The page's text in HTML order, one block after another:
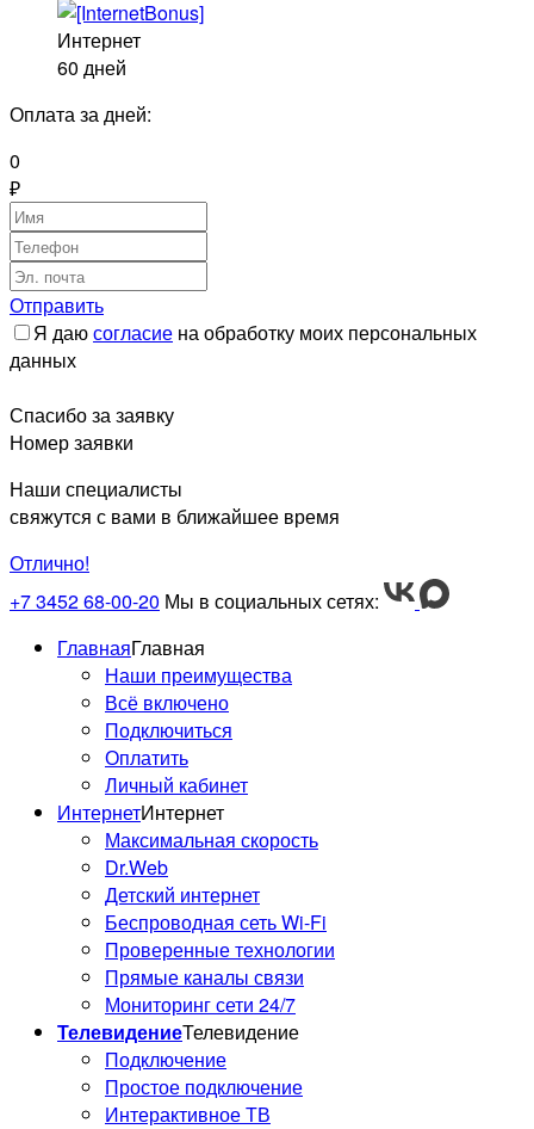
Интернет
60 дней
Оплата задней:
0
₽
Отправить
Я даюсогласие на обработку моих персональных
данных
Спасибо за заявку
Номер заявки
Наши специалисты
свяжутся с вами в ближайшее время
Отлично!
+7 3452 68-00-20 Мы в социальных сетях:
ГлавнаяГлавная
Наши преимущества
Всё включено
Подключиться
Оплатить
Личный кабинет
ИнтернетИнтернет
Максимальная скорость
Dr.Web
Детский интернет
Беспроводная сеть Wi-Fi
Проверенные технологии
Прямые каналы связи
Мониторинг сети 24/7
ТелевидениеТелевидение
Подключение
Простое подключение
Интерактивное ТВ